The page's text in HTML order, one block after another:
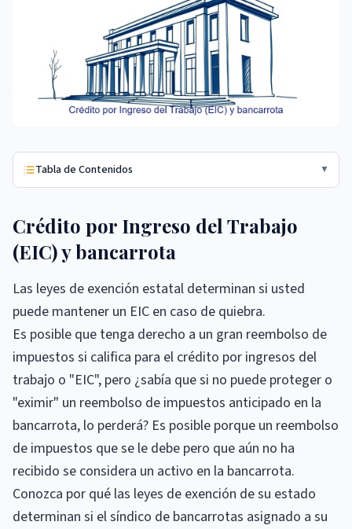
Tabla de Contenidos ▼
Crédito por Ingreso del Trabajo
(EIC) y bancarrota
Las leyes de exención estatal determinan si usted
puede mantener un EIC en caso de quiebra.
Es posible que tenga derecho a un gran reembolso de
impuestos si califica para el crédito por ingresos del
trabajo o "EIC", pero ¿sabía que si no puede proteger o
"eximir" un reembolso de impuestos anticipado en la
bancarrota, lo perderá? Es posible porque un reembolso
de impuestos que se le debe pero que aún no ha
recibido se considera un activo en la bancarrota.
Conozca por qué las leyes de exención de su estado
determinan si el síndico de bancarrotas asignado a su